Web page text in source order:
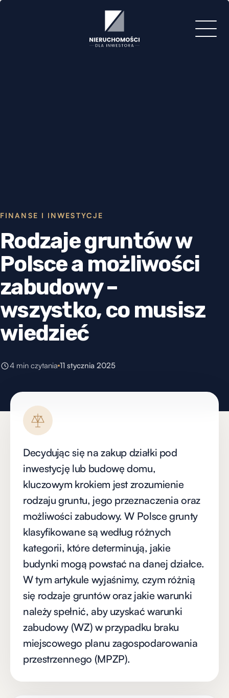
FINANSE I INWESTYCJE
Rodzaje gruntów w
Polsce a możliwości
zabudowy –
wszystko, co musisz
wiedzieć
4 min czytania 11 stycznia 2025
Decydując się na zakup działki pod
inwestycję lub budowę domu,
kluczowym krokiem jest zrozumienie
rodzaju gruntu, jego przeznaczenia oraz
możliwości zabudowy. W Polsce grunty
klasyfikowane są według różnych
kategorii, które determinują, jakie
budynki mogą powstać na danej działce.
W tym artykule wyjaśnimy, czym różnią
się rodzaje gruntów oraz jakie warunki
należy spełnić, aby uzyskać warunki
zabudowy (WZ) w przypadku braku
miejscowego planu zagospodarowania
przestrzennego (MPZP).